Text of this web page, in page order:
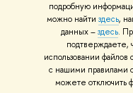
подробную
можно найти здесь,
данных –здесь.
подтверждаете,
использовании
с нашими правилами
можете отключить
Работа в Вышке
© НИУ ВШЭ 1993–2026
материалов Политика
Шрифты HSE Sans и HSE